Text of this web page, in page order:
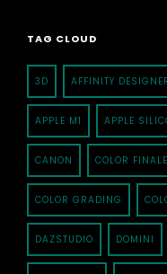
TAG CLOUD
3D AFFINITY
APPLE M1 APPLE
CANON COLOR FINALE
COLOR GRADING
DAZSTUDIO DOMINI